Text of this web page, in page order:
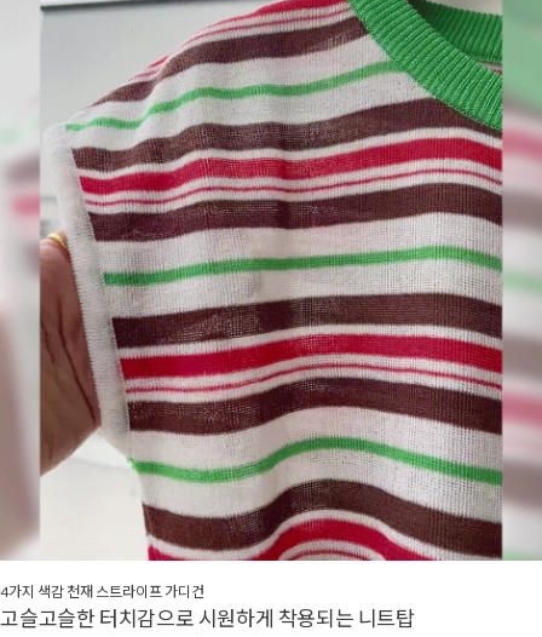
4가지 색감 천재 스트라이프 가디건
고슬고슬한 터치감으로 시원하게 착용되는 니트탑